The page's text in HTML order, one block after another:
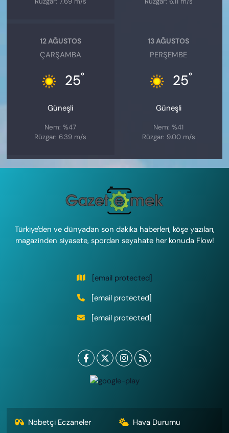
12 AĞUSTOS
ÇARŞAMBA
25°
Güneşli
Nem: %47
Rüzgar: 6.39 m/s
13 AĞUSTOS
PERŞEMBE
25°
Güneşli
Nem: %41
Rüzgar: 9.00 m/s
Türkiye'den ve dünyadan son dakika haberleri, köşe yazıları,
magazinden siyasete, spordan seyahate her konuda Flow!
[email protected]
[email protected]
[email protected]
Nöbetçi Eczaneler Hava Durumu